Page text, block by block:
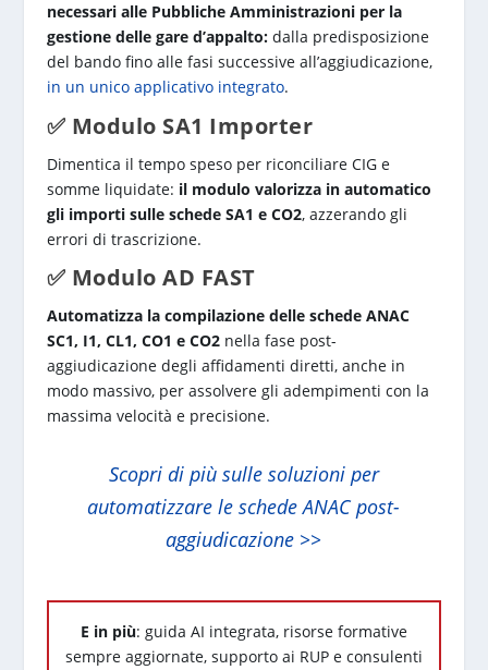
necessari alle Pubbliche Amministrazioni per la
gestione delle gare d’appalto:dalla predisposizione
del bando fino alle fasi successive all’aggiudicazione,
in un unico applicativo integrato.
✅ Modulo SA1 Importer
Dimentica il tempo speso per riconciliare CIG e
somme liquidate: il modulo valorizza in automatico
gli importi sulle schede SA1 e CO2, azzerando gli
errori di trascrizione.
✅ Modulo AD FAST
Automatizza la compilazione delle schede ANAC
SC1, I1, CL1, CO1 e CO2nella fase post-
aggiudicazione degli affidamenti diretti, anche in
modo massivo, per assolvere gli adempimenti con la
massima velocità e precisione.
Scopri di più sulle soluzioni per
automatizzare le schede ANAC post-
aggiudicazione >>
E in più: guida AI integrata, risorse formative
sempre aggiornate, supporto ai RUP e consulenti